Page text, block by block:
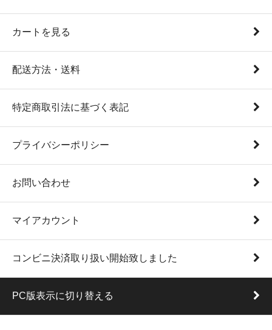
カートを見る
配送方法・送料
特定商取引法に基づく表記
プライバシーポリシー
お問い合わせ
マイアカウント
コンビニ決済取り扱い開始致しました
PC版表示に切り替える